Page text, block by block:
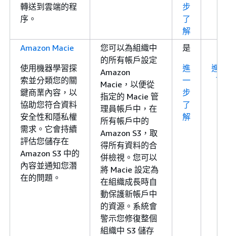
轉送到雲端的程
序。
步
了
解
Amazon Macie
使用機器學習探
索並分類您的關
鍵商業內容，以
協助您符合資料
安全性和隱私權
需求。它會持續
評估您儲存在
Amazon S3 中的
內容並通知您潛
在的問題。
您可以為組織中
的所有帳戶設定
Amazon
Macie，以便從
指定的 Macie 管
理員帳戶中，在
所有帳戶中的
Amazon S3，取
得所有資料的合
併檢視。您可以
將 Macie 設定為
在組織成長時自
動保護新帳戶中
的資源。系統會
警示您修復整個
組織中 S3 儲存
是
進
一
步
了
解
進
了